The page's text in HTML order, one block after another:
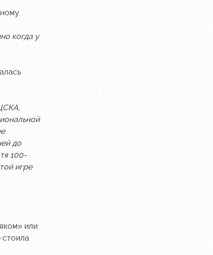
когда у
до
100-
игре
или
стоила